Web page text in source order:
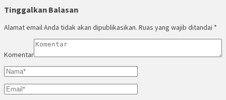
Tinggalkan Balasan
Alamat email Anda tidak akan dipublikasikan. Ruas yang wajib ditandai *
Komentar